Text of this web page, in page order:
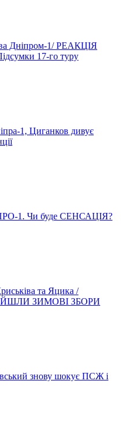
Дніпром-1/ РЕАКЦІЯ
17-го туру
1, Циганков дивує
1. Чи буде СЕНСАЦІЯ?
та Яцика /
ЗИМОВІ ЗБОРИ
знову шокує ПСЖ і